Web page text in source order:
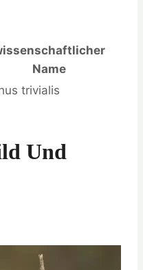
Name
trivialis
Und